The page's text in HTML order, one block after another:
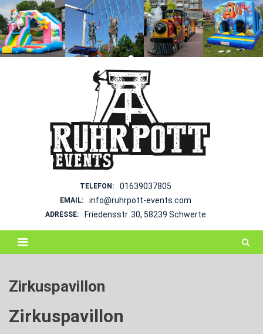
Skip
to
content
TELEFON: 01639037805
EMAIL: info@ruhrpott-events.com
ADRESSE: Friedensstr. 30, 58239 Schwerte
Zirkuspavillon
Zirkuspavillon